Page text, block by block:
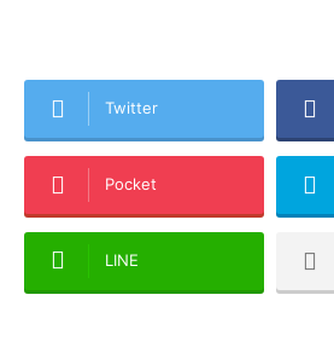
Twitter
Pocket
LINE